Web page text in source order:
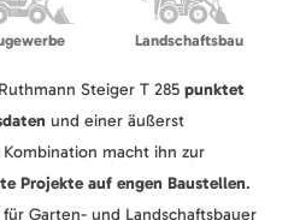
Landschaftsbau
Steiger T 285 punktet
und einer äußerst
macht ihn zur
Projekte auf engen Baustellen.
Garten- und Landschaftsbauer